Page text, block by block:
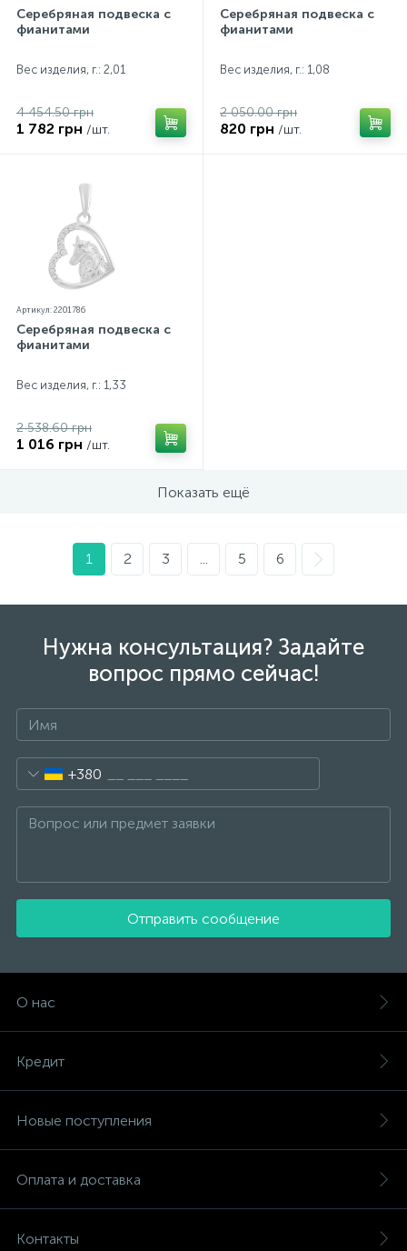
Серебряная подвеска с
фианитами
Вес изделия, г.: 2,01
4 454.50 грн
1 782 грн /шт.
Серебряная подвеска с
фианитами
Вес изделия, г.: 1,08
2 050.00 грн
820 грн /шт.
Артикул: 2201786
Серебряная подвеска с
фианитами
Вес изделия, г.: 1,33
2 538.60 грн
1 016 грн /шт.
Показать ещё
1 2 3 ... 5 6
Нужна консультация? Задайте
вопрос прямо сейчас!
+380
Отправить сообщение
О нас
Кредит
Новые поступления
Оплата и доставка
Контакты